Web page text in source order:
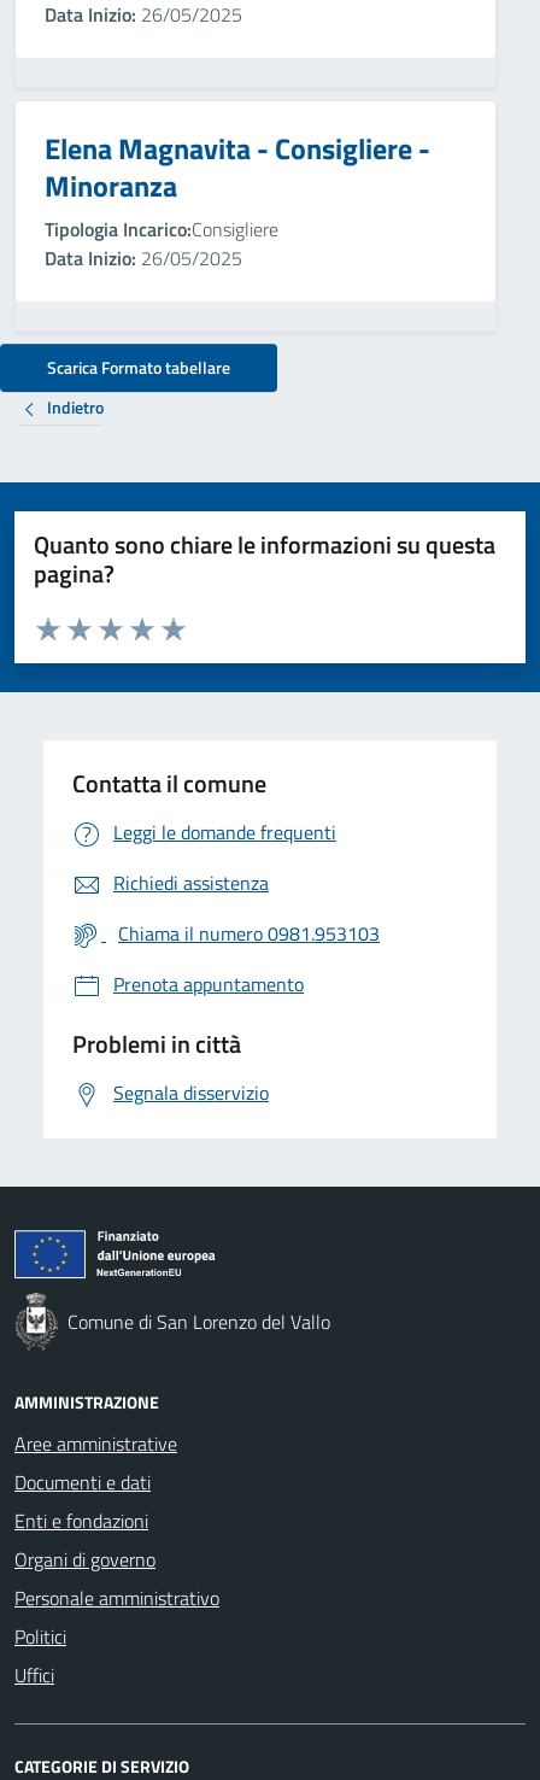
Data Inizio: 26/05/2025
Elena Magnavita - Consigliere -
Minoranza
Tipologia Incarico:Consigliere
Data Inizio: 26/05/2025
Scarica Formato tabellare
Indietro
Quanto sono chiare le informazioni su questa
pagina?
Valuta da 1 a 5 stelle la pagina
Valuta 5 stelle su 5
Valuta 4 stelle su 5
Valuta 3 stelle su 5
Valuta 2 stelle su 5
Valuta 1 stelle su 5
Contatta il comune
Leggi le domande frequenti
Richiedi assistenza
Chiama il numero 0981.953103
Prenota appuntamento
Problemi in città
Segnala disservizio
Comune di San Lorenzo del Vallo
AMMINISTRAZIONE
Aree amministrative
Documenti e dati
Enti e fondazioni
Organi di governo
Personale amministrativo
Politici
Uffici
CATEGORIE DI SERVIZIO